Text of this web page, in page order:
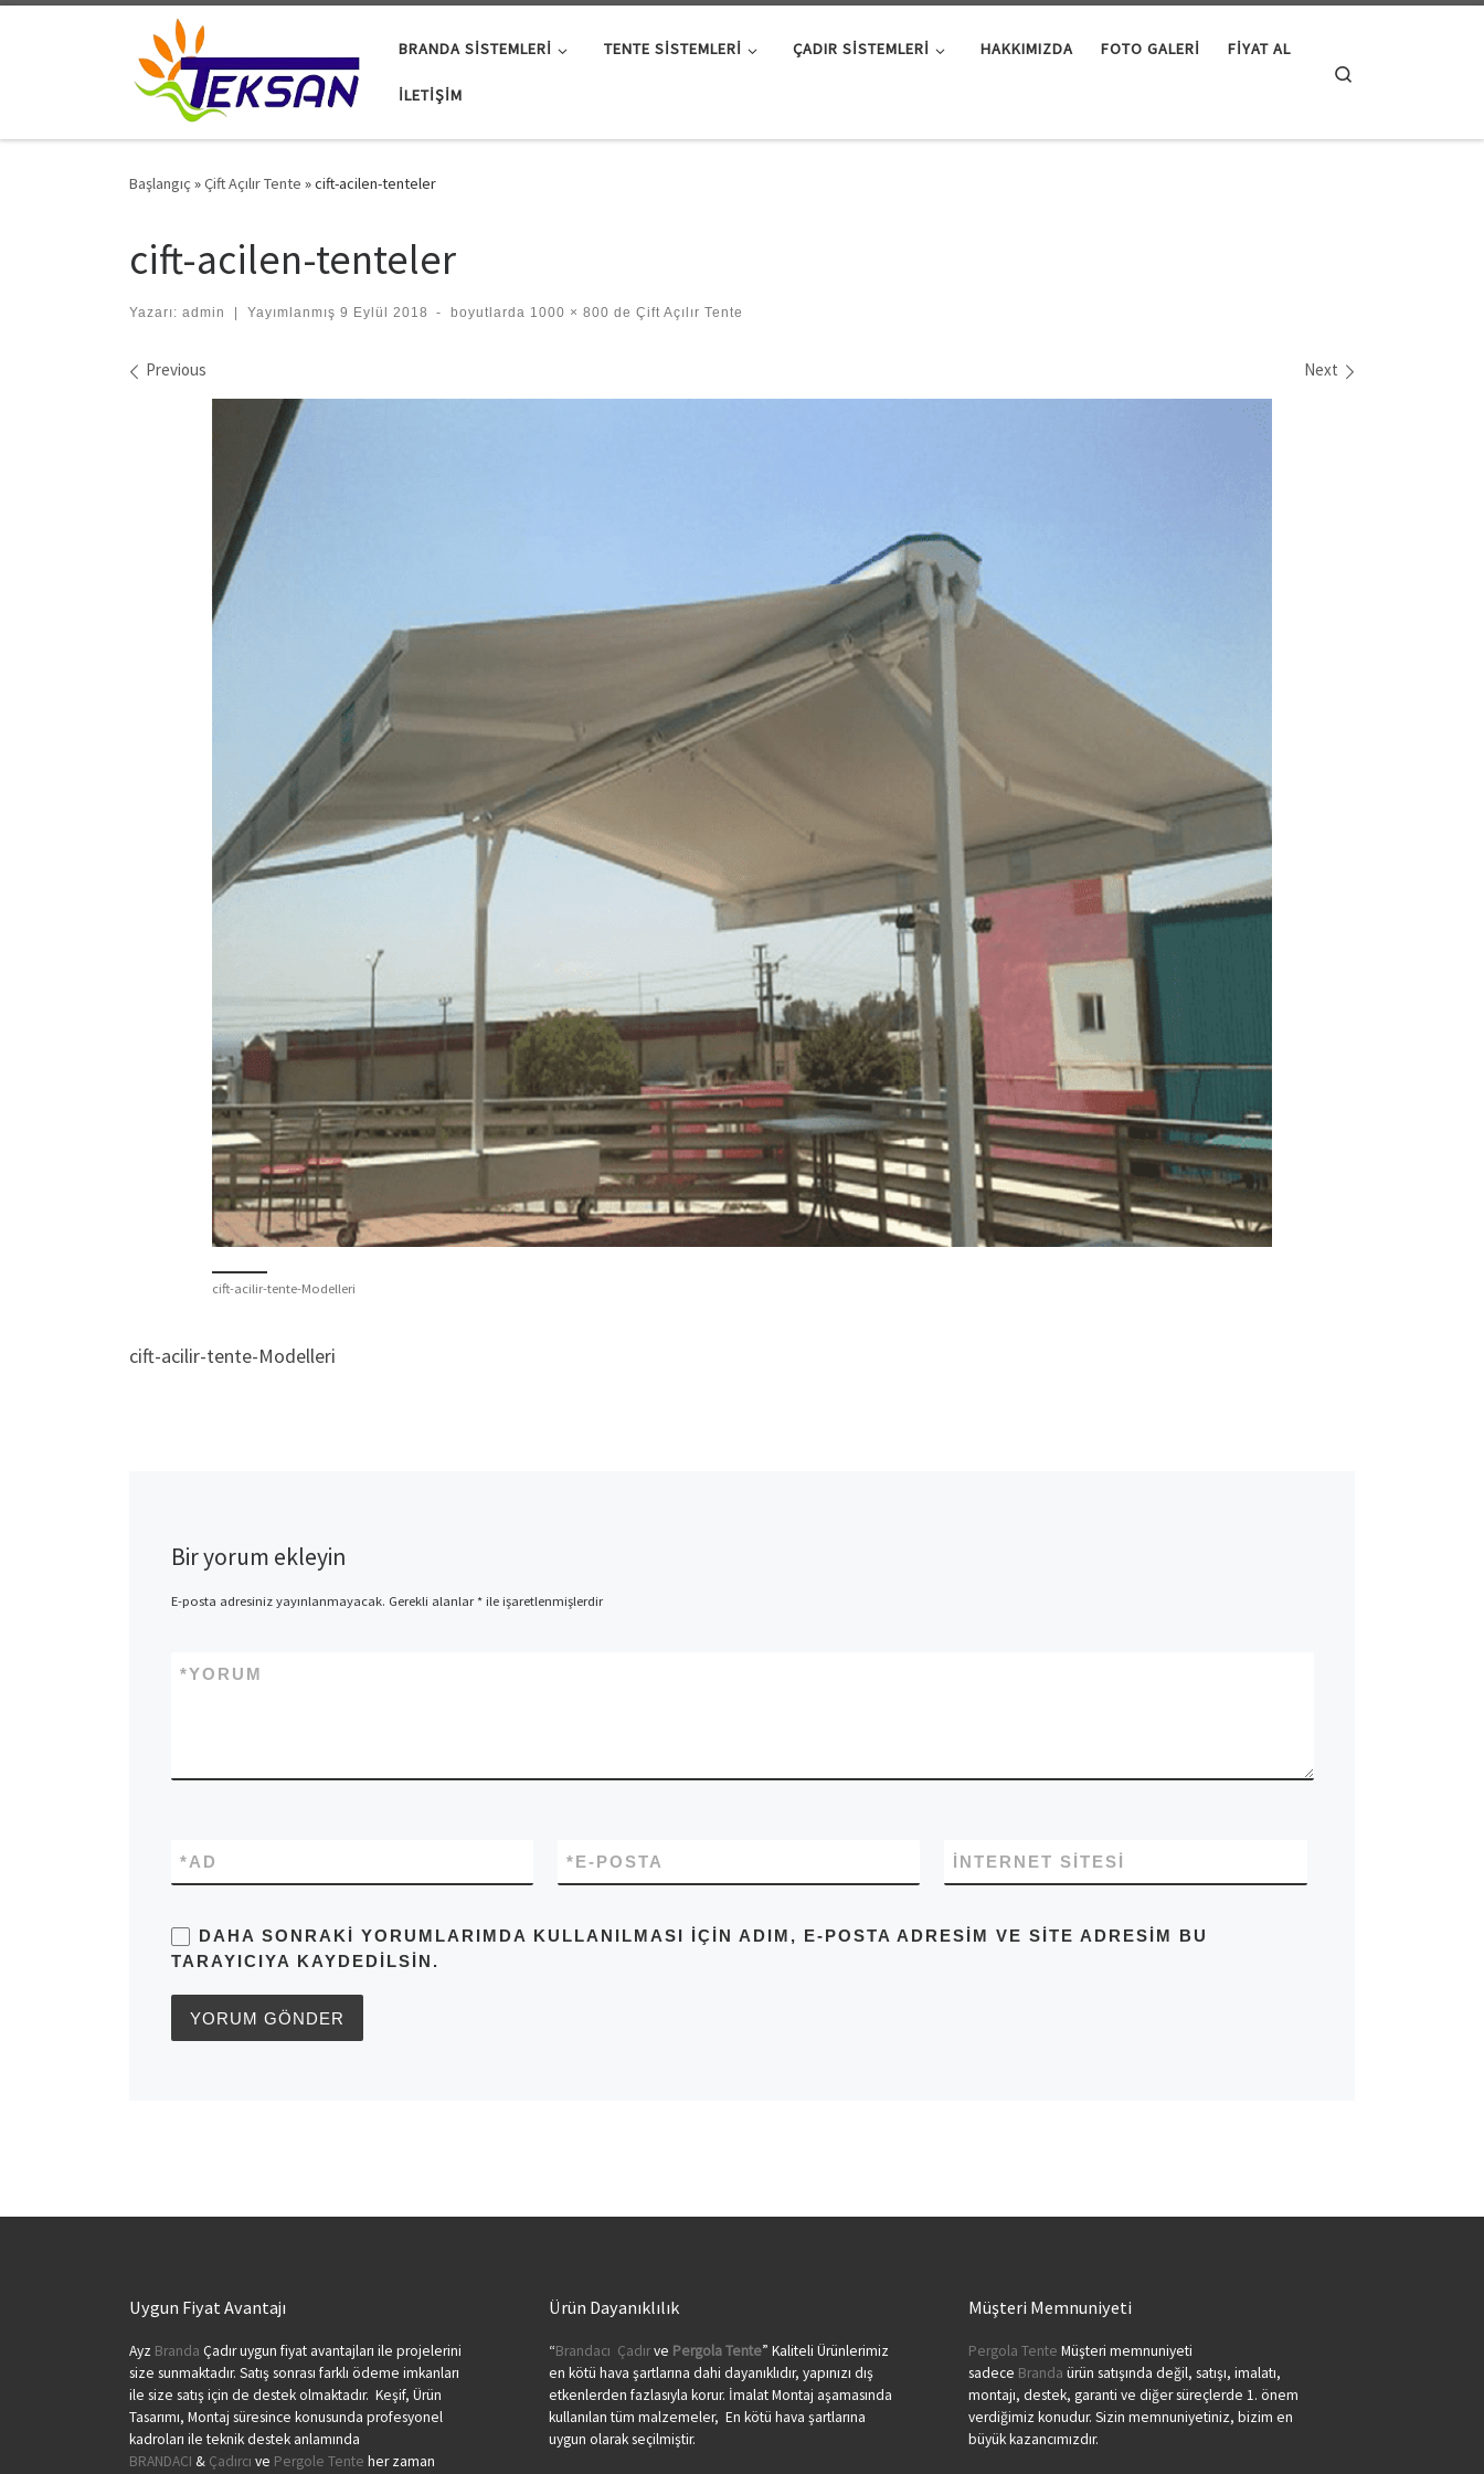
BRANDA SISTEMLERI TENTE SISTEMLERI ÇADIR SISTEMLERI HAKKIMIZDA FOTO GALERI FIYAT AL
İLETIŞIM
Başlangıç »Çift Açılır Tente »cift-acilen-tenteler
cift-acilen-tenteler
Yazarı: admin Yayımlanmış 9 Eylül 2018 - boyutlarda 1000 × 800 de Çift Açılır Tente
Images navigation
Previous Next
cift-acilir-tente-Modelleri
cift-acilir-tente-Modelleri
Bir yorum ekleyin
E-posta adresiniz yayınlanmayacak. Gerekli alanlar*ile işaretlenmişlerdir
YORUM
*
AD
* E-POSTA
* İNTERNET SITESI
DAHA SONRAKI YORUMLARIMDA KULLANILMASI IÇIN ADIM, E-POSTA ADRESIM VE SITE ADRESIM BU
TARAYICIYA KAYDEDILSIN.
Uygun Fiyat Avantajı
Ayz Branda Çadır uygun fiyat avantajları ile projelerini
size sunmaktadır. Satış sonrası farklı ödeme imkanları
ile size satış için de destek olmaktadır. Keşif, Ürün
Tasarımı, Montaj süresince konusunda profesyonel
kadroları ile teknik destek anlamında
BRANDACI & Çadırcı ve Pergole Tente her zaman
Ürün Dayanıklılık
“Brandacı Çadırve PergolaTente” Kaliteli Ürünlerimiz
en kötü hava şartlarına dahi dayanıklıdır, yapınızı dış
etkenlerden fazlasıyla korur. İmalat Montaj aşamasında
kullanılan tüm malzemeler, En kötü hava şartlarına
uygun olarak seçilmiştir.
Müşteri Memnuniyeti
Pergola Tente Müşteri memnuniyeti
sadece Branda ürün satışında değil, satışı, imalatı,
montajı, destek, garanti ve diğer süreçlerde 1. önem
verdiğimiz konudur. Sizin memnuniyetiniz, bizim en
büyük kazancımızdır.